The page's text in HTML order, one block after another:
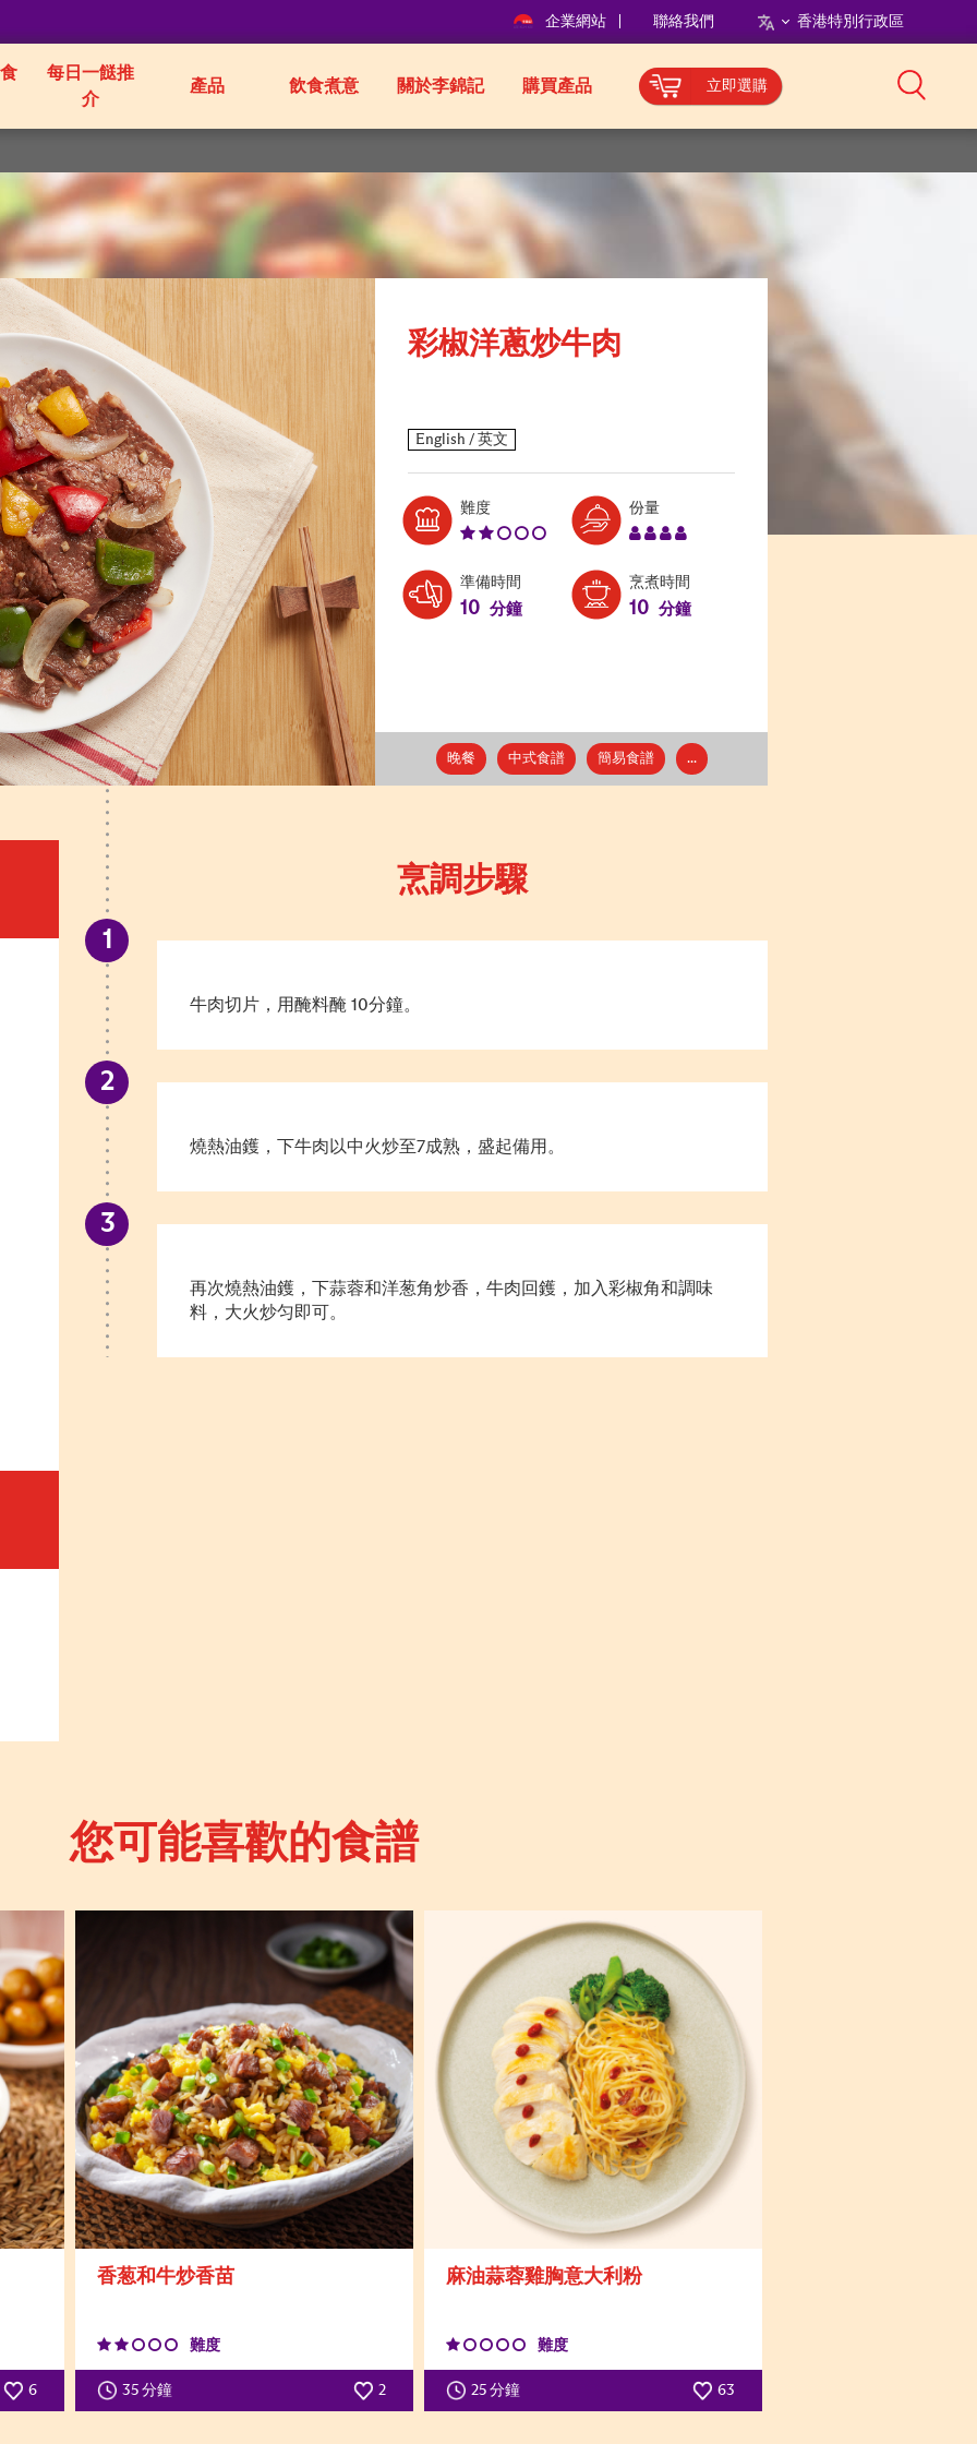
企業網站 聯絡我們 香港特別行政區
每日一餸推
介
產品 飲食煮意 關於李錦記 購買產品 立即選購
彩椒洋蔥炒牛肉
難度Level:
份量Serves:
準備時間
10 分鐘
烹煮時間
10 分鐘
晚餐 中式食譜 簡易食譜 ...
烹調步驟
牛肉切片，用醃料醃 10分鐘。
燒熱油鑊，下牛肉以中火炒至7成熟，盛起備用。
再次燒熱油鑊，下蒜蓉和洋葱角炒香，牛肉回鑊，加入彩椒角和調味
料，大火炒匀即可。
您可能喜歡的食譜
6
香葱和牛炒香苗
難度
35 分鐘 2
麻油蒜蓉雞胸意大利粉
難度
25 分鐘 63